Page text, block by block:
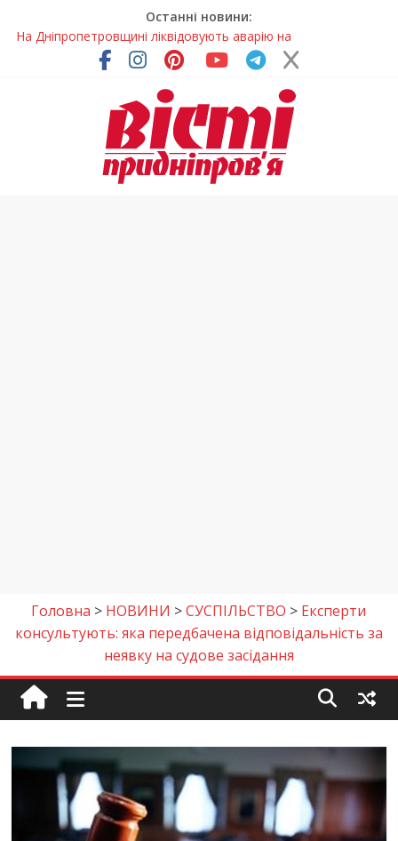
Останні новини:
На Дніпропетровщині ліквідовують аварію на
магістральному водогоні
Спортсменка з Кам’янського встановила рекорд
Дніпропетровщини з пауерліфтингу
Приховав майно та доходи: на Дніпропетровщині депутата
сільради визнали винним
На Дніпропетровщині зафіксували рясне цвітіння рідкісних
рослин (фото)
Головна > НОВИНИ >СУСПІЛЬСТВО > Експерти
консультують: яка передбачена відповідальність за
неявку на судове засідання